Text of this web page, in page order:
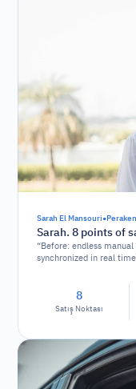
Sarah El Mansouri•
Sarah. 8 points of
“Before: endless
synchronized in real
8
Satış Noktası